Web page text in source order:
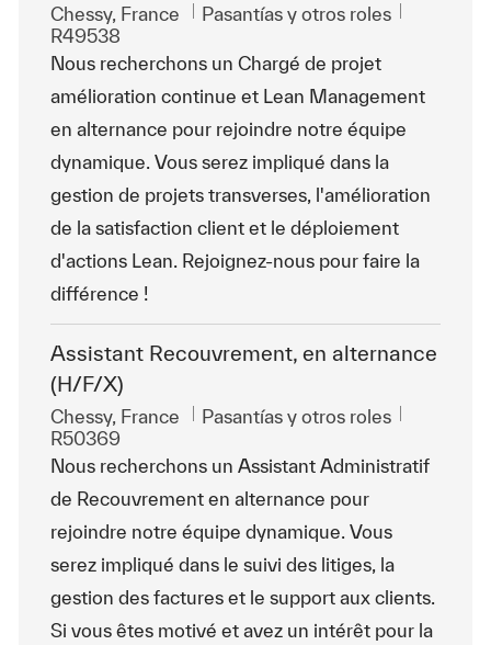
Ubicación
Chessy, France Categoría
Pasantías y otros roles
R49538
Nous recherchons un Chargé de projet
amélioration continue et Lean Management
en alternance pour rejoindre notre équipe
dynamique. Vous serez impliqué dans la
gestion de projets transverses, l'amélioration
de la satisfaction client et le déploiement
d'actions Lean. Rejoignez-nous pour faire la
différence !
Assistant Recouvrement, en alternance
(H/F/X)
Ubicación
Chessy, France Categoría
Pasantías y otros roles
R50369
Nous recherchons un Assistant Administratif
de Recouvrement en alternance pour
rejoindre notre équipe dynamique. Vous
serez impliqué dans le suivi des litiges, la
gestion des factures et le support aux clients.
Si vous êtes motivé et avez un intérêt pour la